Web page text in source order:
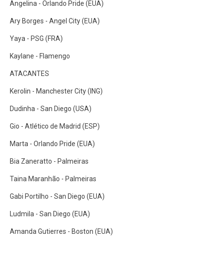
Angelina - Orlando Pride (EUA)
Ary Borges - Angel City (EUA)
Yaya - PSG (FRA)
Kaylane - Flamengo
ATACANTES
Kerolin - Manchester City (ING)
Dudinha - San Diego (USA)
Gio - Atlético de Madrid (ESP)
Marta - Orlando Pride (EUA)
Bia Zaneratto - Palmeiras
Taina Maranhão - Palmeiras
Gabi Portilho - San Diego (EUA)
Ludmila - San Diego (EUA)
Amanda Gutierres - Boston (EUA)